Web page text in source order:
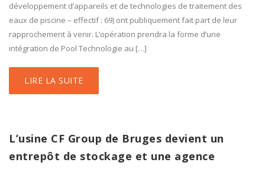
développement d’appareils et de technologies de traitement des
eaux de piscine – effectif : 69) ont publiquement fait part de leur
rapprochement à venir. L’opération prendra la forme d’une
intégration de Pool Technologie au […]
LIRE LA SUITE
L’usine CF Group de Bruges devient un
entrepôt de stockage et une agence